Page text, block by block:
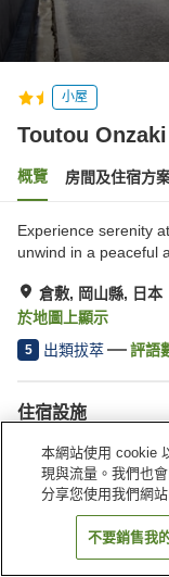
小屋
Toutou
概覽 房間及住宿方
Experience serenity
unwind in a peaceful
倉敷, 岡山縣, 日本
於地圖上顯示
5 出類拔萃 評語
住宿設施
Wi-Fi
熱水（24 小時供應
本網站使用 cookie
現與流量。我們也
分享您使用我們網
不要銷售我